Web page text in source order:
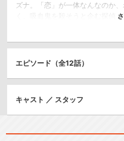
ズナ。「恋」が一体なんなのか
く。吸血鬼を殺そうと企む探偵
血鬼の弱点は「人間時代に思い
隠された過去とは？なぜ餡子は
て、ナズナと餡子に交錯する“
しい「よふかし」では終わらな
恋愛/ラブコメ
SF/ファンタジー
シリーズ／関連のアニメ作品
エピソード（全12話）
キャスト ／ スタッフ